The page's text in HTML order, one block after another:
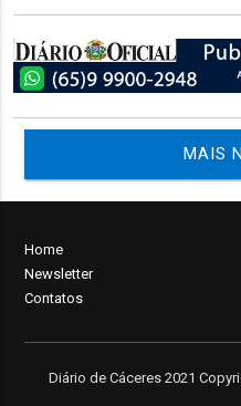
MAIS
Home
Newsletter
Contatos
Diário de Cáceres 2021